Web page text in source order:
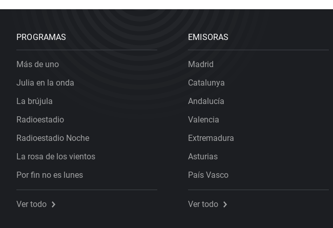
PROGRAMAS
Más de uno
Julia en la onda
La brújula
Radioestadio
Radioestadio Noche
La rosa de los vientos
Por fin no es lunes
Ver todo
EMISORAS
Madrid
Catalunya
Andalucía
Valencia
Extremadura
Asturias
País Vasco
Ver todo